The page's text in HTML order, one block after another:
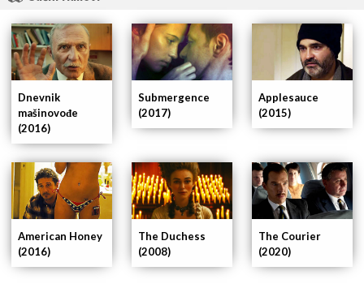
Dnevnik
mašinovođe
(2016)
The Courier
(2020)
The Duchess
(2008)
American Honey
(2016)
Applesauce
(2015)
Submergence
(2017)